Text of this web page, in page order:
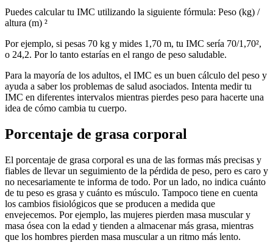
Puedes calcular tu IMC utilizando la siguiente fórmula: Peso (kg) /
altura (m) ²
Por ejemplo, si pesas 70 kg y mides 1,70 m, tu IMC sería 70/1,70²,
o 24,2. Por lo tanto estarías en el rango de peso saludable.
Para la mayoría de los adultos, el IMC es un buen cálculo del peso y
ayuda a saber los problemas de salud asociados. Intenta medir tu
IMC en diferentes intervalos mientras pierdes peso para hacerte una
idea de cómo cambia tu cuerpo.
Porcentaje de grasa corporal
El porcentaje de grasa corporal es una de las formas más precisas y
fiables de llevar un seguimiento de la pérdida de peso, pero es caro y
no necesariamente te informa de todo. Por un lado, no indica cuánto
de tu peso es grasa y cuánto es músculo. Tampoco tiene en cuenta
los cambios fisiológicos que se producen a medida que
envejecemos. Por ejemplo, las mujeres pierden masa muscular y
masa ósea con la edad y tienden a almacenar más grasa, mientras
que los hombres pierden masa muscular a un ritmo más lento.